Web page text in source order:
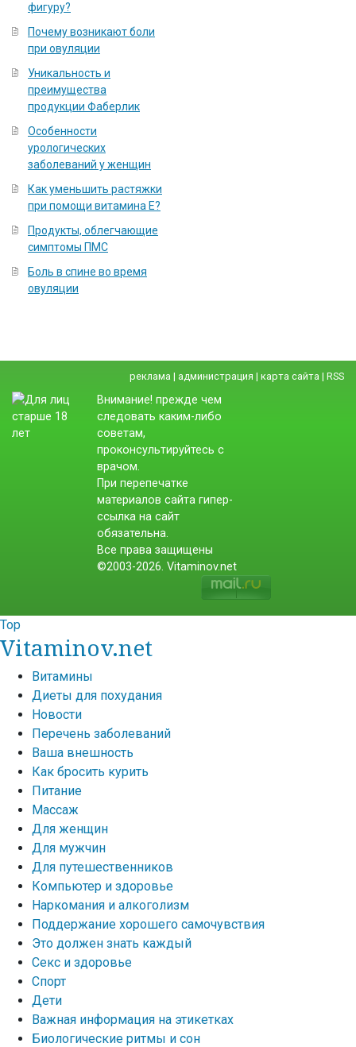
фигуру?
Почему возникают боли
при овуляции
Уникальность и
преимущества
продукции Фаберлик
Особенности
урологических
заболеваний у женщин
Как уменьшить растяжки
при помощи витамина Е?
Продукты, облегчающие
симптомы ПМС
Боль в спине во время
овуляции
реклама | администрация | карта сайта | RSS
Внимание! прежде чем
следовать каким-либо
советам,
проконсультируйтесь с
врачом.
При перепечатке
материалов сайта гипер-
ссылка на сайт
обязательна.
Все права защищены
©2003-2026. Vitaminov.net
Top
Vitaminov.net
Витамины
Диеты для похудания
Новости
Перечень заболеваний
Ваша внешность
Как бросить курить
Питание
Массаж
Для женщин
Для мужчин
Для путешественников
Компьютер и здоровье
Наркомания и алкоголизм
Поддержание хорошего самочувствия
Это должен знать каждый
Секс и здоровье
Спорт
Дети
Важная информация на этикетках
Биологические ритмы и сон